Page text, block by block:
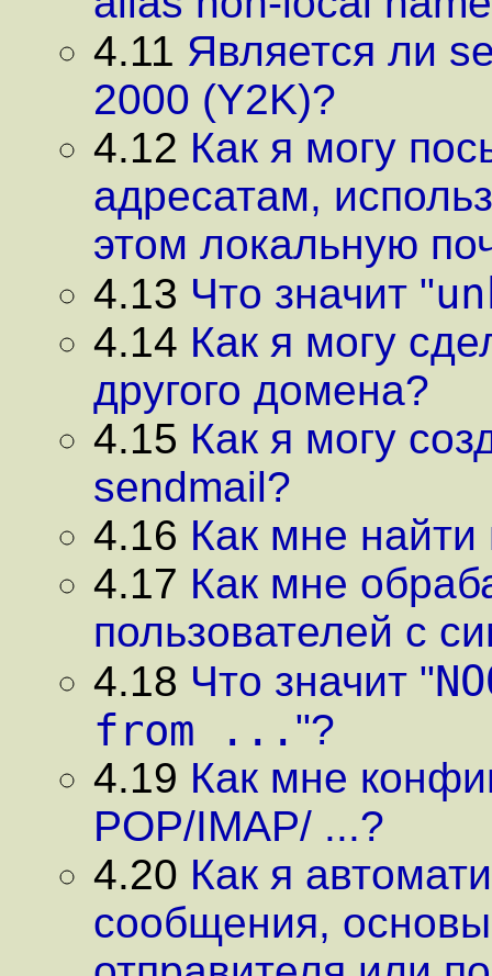
4.11 Является ли
2000 (Y2K)?
4.12 Как я могу
адресатам,
этом локальную
4.13 Что значит "
4.14 Как я могу
другого домена?
4.15 Как я могу
sendmail?
4.16 Как мне
4.17 Как мне
пользователей с
4.18 Что значит "
from ... "?
4.19 Как мне
POP/IMAP/ ...?
4.20 Как я
сообщения,